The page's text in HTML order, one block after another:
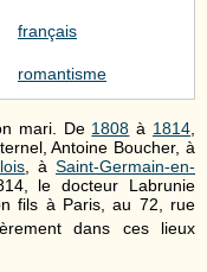
français
romantisme
mari. De 1808 à 1814,
Antoine Boucher, à
, àSaint-Germain-en-
le docteur Labrunie
fils à Paris, au 72, rue
dans ces lieux